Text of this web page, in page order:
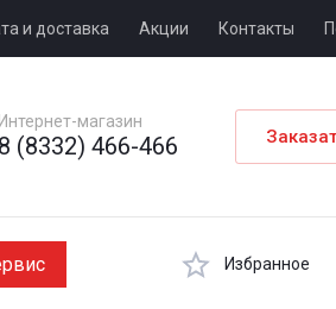
и доставка Акции Контакты
Интернет-магазин
8 (8332) 466-466
Избранное